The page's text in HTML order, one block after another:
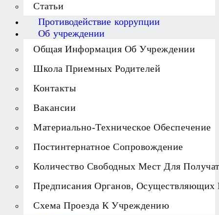
Статьи
Противодействие коррупции
Об учреждении
Общая Информация Об Учреждении
Школа Приемных Родителей
Контакты
Вакансии
Материально-Техническое Обеспечение
Постинтернатное Сопровождение
Количество Свободных Мест Для
Предписания Органов, Осуществляющих
Схема Проезда К Учреждению